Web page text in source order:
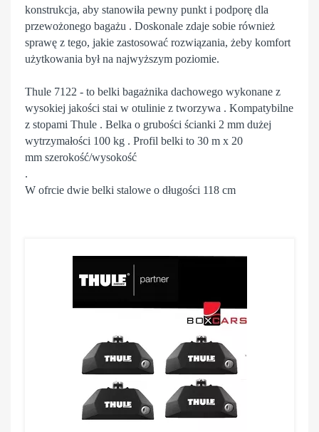
konstrukcja, aby stanowiła pewny punkt i podporę dla
przewożonego bagażu . Doskonale zdaje sobie również
sprawę z tego, jakie zastosować rozwiązania, żeby komfort
użytkowania był na najwyższym poziomie.
Thule 7122 - to belki bagażnika dachowego wykonane z
wysokiej jakości stai w otulinie z tworzywa . Kompatybilne
z stopami Thule . Belka o grubości ścianki 2 mm dużej
wytrzymałości 100 kg . Profil belki to 30 m x 20
mm szerokość/wysokość
.
W ofrcie dwie belki stalowe o długości 118 cm